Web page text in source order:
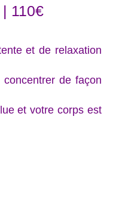
110€
et de relaxation
de façon
et votre corps est